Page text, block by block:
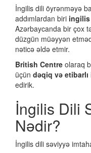
İngilis dili öyrənməyə
addımlardan biri ingilis
Azərbaycanda bir çox
düzgün müəyyən
nəticə əldə etmir.
British Centre olaraq
üçün dəqiq və
edirik.
İngilis Dili
Nədir?
İngilis dili səviyyə